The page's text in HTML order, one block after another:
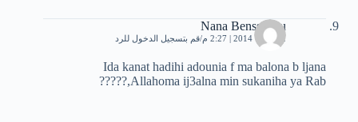
Nana Benssadou
2 فبراير، 2014 | 2:27 م قم بتسجيل الدخول للرد
Ida kanat hadihi adounia f ma balona b ljana
?????,Allahoma ij3alna min sukaniha ya Rab